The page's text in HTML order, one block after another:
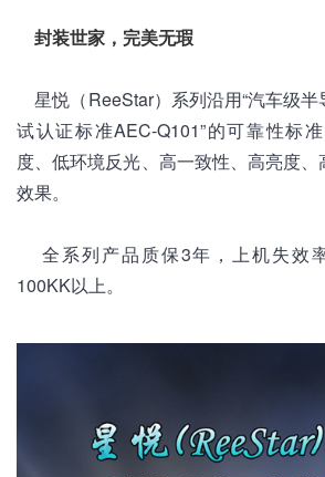
封装世家，完美无瑕
星悦（ReeStar）系列沿用“汽车级
试认证标准AEC-Q101”的可靠性标
度、低环境反光、高一致性、高亮度
效果。
全系列产品质保3年，上机失效
100KK以上。